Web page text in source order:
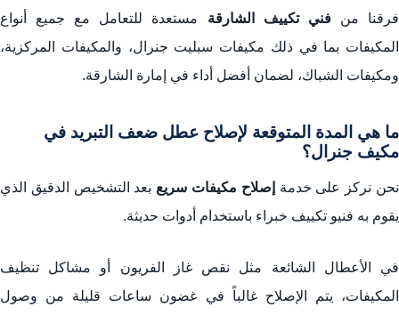
فرقنا منفني تكييف الشارقة مستعدة للتعامل مع جميع أنواع
المكيفات بما في ذلك مكيفات سبليت جنرال، والمكيفات المركزية،
ومكيفات الشباك، لضمان أفضل أداء في إمارة الشارقة.
ما هي المدة المتوقعة لإصلاح عطل ضعف التبريد في
مكيف جنرال؟
نحن نركز على خدمة إصلاح مكيفات سريع بعد التشخيص الدقيق الذي
يقوم به فنيو تكييف خبراء باستخدام أدوات حديثة.
في الأعطال الشائعة مثل نقص غاز الفريون أو مشاكل تنظيف
المكيفات، يتم الإصلاح غالباً في غضون ساعات قليلة من وصول